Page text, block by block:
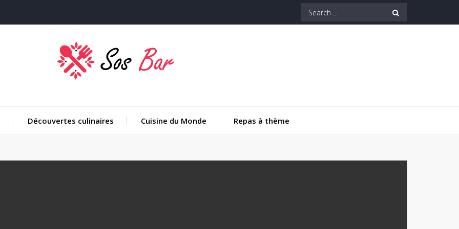
Search
Découvertes culinaires Cuisine du Monde Repas à thème